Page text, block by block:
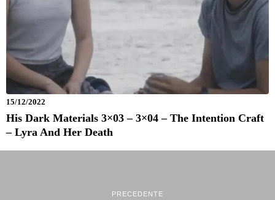
15/12/2022
His Dark Materials 3×03 – 3×04 – The Intention Craft
– Lyra And Her Death
PRECEDENTE